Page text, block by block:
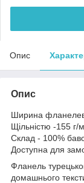
Опис
Опис
Ширина
Щільністю -155 г/
Склад - 100%
Доступна для
Фланель
домашнього